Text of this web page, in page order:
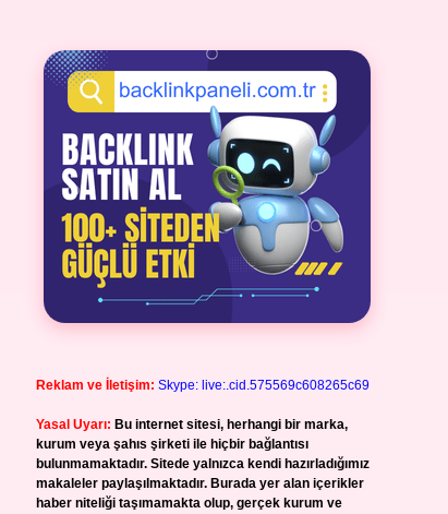
Reklam ve İletişim: Skype: live:.cid.575569c608265c69
Yasal Uyarı: Bu internet sitesi, herhangi bir marka,
kurum veya şahıs şirketi ile hiçbir bağlantısı
bulunmamaktadır. Sitede yalnızca kendi hazırladığımız
makaleler paylaşılmaktadır. Burada yer alan içerikler
haber niteliği taşımamakta olup, gerçek kurum ve